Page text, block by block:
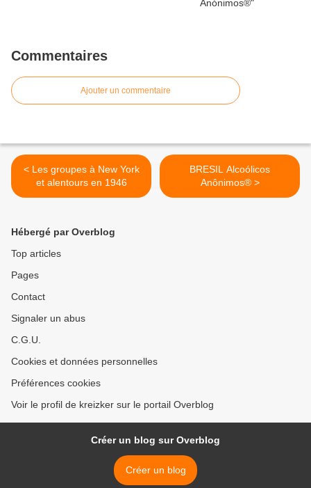
Commentaires
Ajouter un commentaire
< Les groupes à New York
et alentours en 1946
BRESIL Alcoólicos
Anônimos® >
Hébergé par Overblog
Top articles
Pages
Contact
Signaler un abus
C.G.U.
Cookies et données personnelles
Préférences cookies
Voir le profil de kreizker sur le portail Overblog
Créer un blog sur Overblog
Créer un blog